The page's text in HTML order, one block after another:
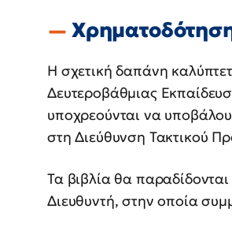
Η σχετική δαπάνη
Δευτεροβάθμιας
υποχρεούνται να
στη Διεύθυνση Τακτικού
Τα βιβλία θα
Διευθυντή, στην οποία